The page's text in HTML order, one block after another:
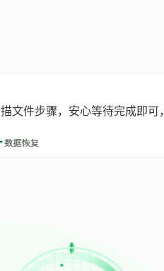
文件步骤，安心等待完成即可